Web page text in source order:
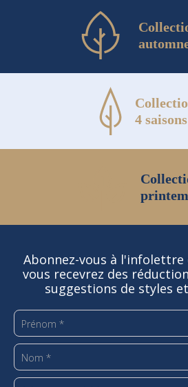
4 saisons
Abonnez-vous à l'infolettre
vous recevrez des
suggestions de styles